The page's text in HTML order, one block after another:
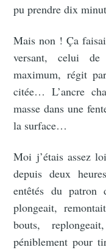
pu prendre dix
Mais non ! Ça
versant, celui de
maximum, régit
citée… L’ancre
masse dans une
la surface…
Moi j’étais assez
depuis deux
entêtés du
plongeait,
bouts,
péniblement pour